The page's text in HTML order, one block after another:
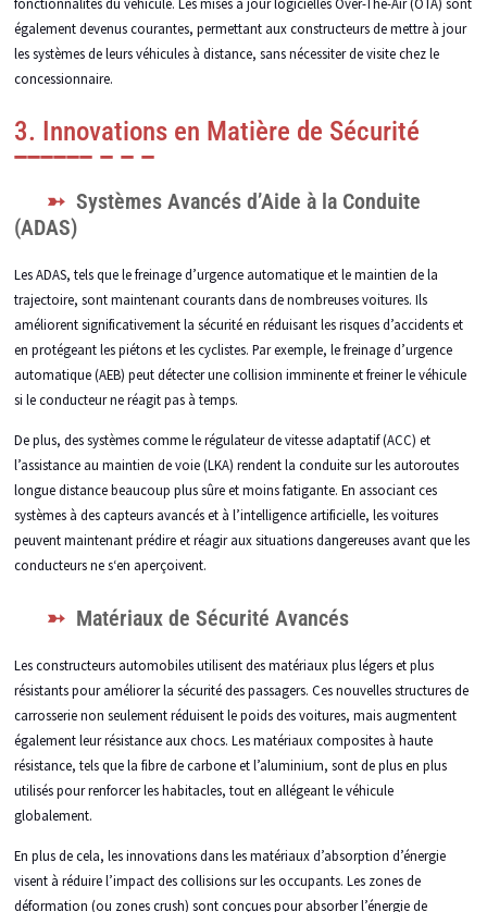
également devenus courantes, permettant aux constructeurs de mettre à jour
les systèmes de leurs véhicules à distance, sans nécessiter de visite chez le
concessionnaire.
3. Innovations en Matière de Sécurité
Systèmes Avancés d’Aide à la Conduite
(ADAS)
Les ADAS, tels que le freinage d’urgence automatique et le maintien de la
trajectoire, sont maintenant courants dans de nombreuses voitures. Ils
améliorent significativement la sécurité en réduisant les risques d’accidents et
en protégeant les piétons et les cyclistes. Par exemple, le freinage d’urgence
automatique (AEB) peut détecter une collision imminente et freiner le véhicule
si le conducteur ne réagit pas à temps.
De plus, des systèmes comme le régulateur de vitesse adaptatif (ACC) et
l’assistance au maintien de voie (LKA) rendent la conduite sur les autoroutes
longue distance beaucoup plus sûre et moins fatigante. En associant ces
systèmes à des capteurs avancés et à l’intelligence artificielle, les voitures
peuvent maintenant prédire et réagir aux situations dangereuses avant que les
conducteurs ne s‘en aperçoivent.
Matériaux de Sécurité Avancés
Les constructeurs automobiles utilisent des matériaux plus légers et plus
résistants pour améliorer la sécurité des passagers. Ces nouvelles structures de
carrosserie non seulement réduisent le poids des voitures, mais augmentent
également leur résistance aux chocs. Les matériaux composites à haute
résistance, tels que la fibre de carbone et l’aluminium, sont de plus en plus
utilisés pour renforcer les habitacles, tout en allégeant le véhicule
globalement.
En plus de cela, les innovations dans les matériaux d’absorption d’énergie
visent à réduire l’impact des collisions sur les occupants. Les zones de
déformation (ou zones crush) sont conçues pour absorber l’énergie de